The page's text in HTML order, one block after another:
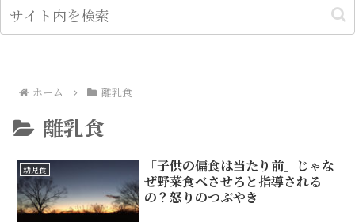
ホーム 離乳食
離乳食
幼児食
「子供の偏食は当たり前」じゃな
ぜ野菜食べさせろと指導される
の？怒りのつぶやき